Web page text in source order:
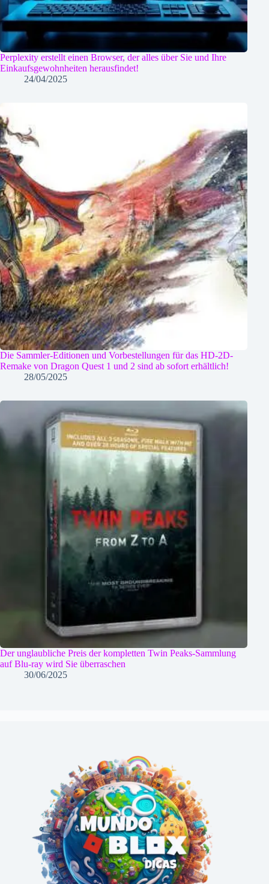
Perplexity erstellt einen Browser, der alles über Sie und Ihre
Einkaufsgewohnheiten herausfindet!
24/04/2025
Die Sammler-Editionen und Vorbestellungen für das HD-2D-
Remake von Dragon Quest 1 und 2 sind ab sofort erhältlich!
28/05/2025
Der unglaubliche Preis der kompletten Twin Peaks-Sammlung
auf Blu-ray wird Sie überraschen
30/06/2025